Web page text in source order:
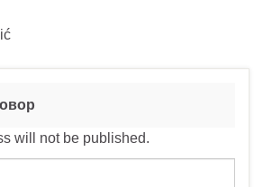
will not be published.